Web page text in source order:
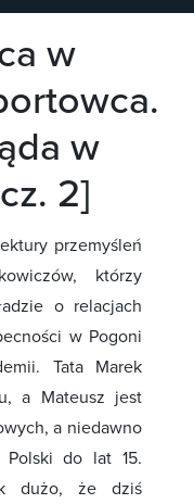
w
w
2]
przemyśleń
którzy
o relacjach
w Pogoni
Tata Marek
a Mateusz jest
a niedawno
Polski do lat 15.
dużo, że dziś